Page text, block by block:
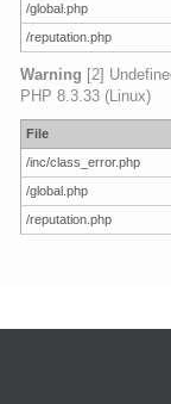
/global.php
/reputation.php
Warning [2]
PHP 8.3.33 (Linux)
File
/inc/class_error.php
/global.php
/reputation.php